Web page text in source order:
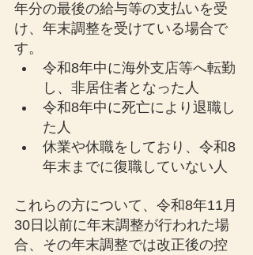
年分の最後の給与等の支払いを受
け、年末調整を受けている場合で
す。
令和8年中に海外支店等へ転勤
し、非居住者となった人
令和8年中に死亡により退職し
た人
休業や休職をしており、令和8
年末までに復職していない人
これらの方について、令和8年11月
30日以前に年末調整が行われた場
合、その年末調整では改正後の控